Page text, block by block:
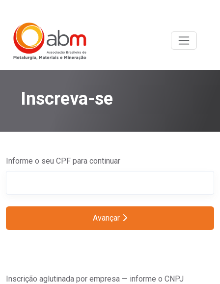
Inscreva-se
Informe o seu CPF para continuar
Avançar
Inscrição aglutinada por empresa — informe o CNPJ